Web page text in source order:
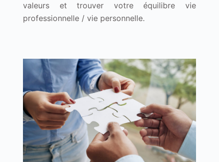
valeurs et trouver votre équilibre vie
professionnelle / vie personnelle.